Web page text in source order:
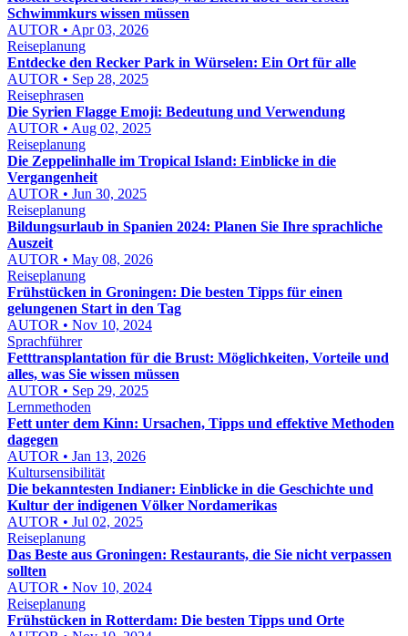
Schwimmkurs wissen müssen
AUTOR • Apr 03, 2026
Reiseplanung
Entdecke den Recker Park in Würselen: Ein Ort für alle
AUTOR • Sep 28, 2025
Reisephrasen
Die Syrien Flagge Emoji: Bedeutung und Verwendung
AUTOR • Aug 02, 2025
Reiseplanung
Die Zeppelinhalle im Tropical Island: Einblicke in die
Vergangenheit
AUTOR • Jun 30, 2025
Reiseplanung
Bildungsurlaub in Spanien 2024: Planen Sie Ihre sprachliche
Auszeit
AUTOR • May 08, 2026
Reiseplanung
Frühstücken in Groningen: Die besten Tipps für einen
gelungenen Start in den Tag
AUTOR • Nov 10, 2024
Sprachführer
Fetttransplantation für die Brust: Möglichkeiten, Vorteile und
alles, was Sie wissen müssen
AUTOR • Sep 29, 2025
Lernmethoden
Fett unter dem Kinn: Ursachen, Tipps und effektive Methoden
dagegen
AUTOR • Jan 13, 2026
Kultursensibilität
Die bekanntesten Indianer: Einblicke in die Geschichte und
Kultur der indigenen Völker Nordamerikas
AUTOR • Jul 02, 2025
Reiseplanung
Das Beste aus Groningen: Restaurants, die Sie nicht verpassen
sollten
AUTOR • Nov 10, 2024
Reiseplanung
Frühstücken in Rotterdam: Die besten Tipps und Orte